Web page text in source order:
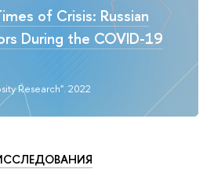
of Crisis: Russian
During the COVID-19
Research". 2022